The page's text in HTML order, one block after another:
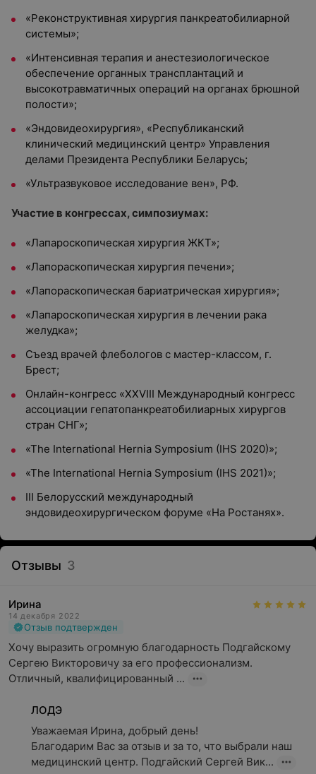
«Реконструктивная хирургия панкреатобилиарной
системы»;
«Интенсивная терапия и анестезиологическое
обеспечение органных трансплантаций и
высокотравматичных операций на органах брюшной
полости»;
«Эндовидеохирургия», «Республиканский
клинический медицинский центр» Управления
делами Президента Республики Беларусь;
«Ультразвуковое исследование вен», РФ.
Участие в конгрессах, симпозиумах:
«Лапароскопическая хирургия ЖКТ»;
«Лапораскопическая хирургия печени»;
«Лапораскопическая бариатрическая хирургия»;
«Лапароскопическая хирургия в лечении рака
желудка»;
Съезд врачей флебологов с мастер-классом, г.
Брест;
Онлайн-конгресс «XXVIII Международный конгресс
ассоциации гепатопанкреатобилиарных хирургов
стран СНГ»;
«The International Hernia Symposium (IHS 2020)»;
«The International Hernia Symposium (IHS 2021)»;
III Белорусский международный
эндовидеохирургическом форуме «На Ростанях».
Отзывы 3
Ирина
14 декабря 2022
Отзыв подтвержден
Хочу выразить огромную благодарность Подгайскому
Сергею Викторовичу за его профессионализм.
Отличный, квалифицированный ...
ЛОДЭ
Уважаемая Ирина, добрый день!
Благодарим Вас за отзыв и за то, что выбрали наш
медицинский центр. Подгайский Сергей Вик...